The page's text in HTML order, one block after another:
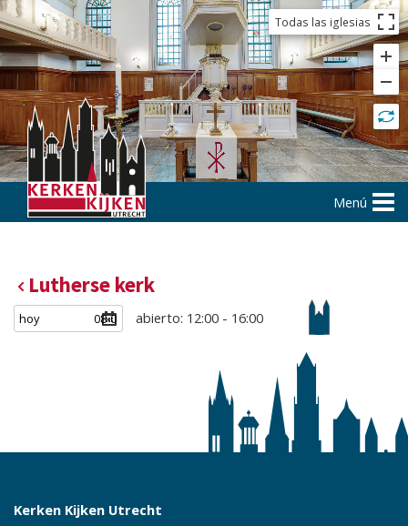
Todas las iglesias
Menú
Lutherse kerk
abierto: 12:00 - 16:00
Kerken Kijken Utrecht